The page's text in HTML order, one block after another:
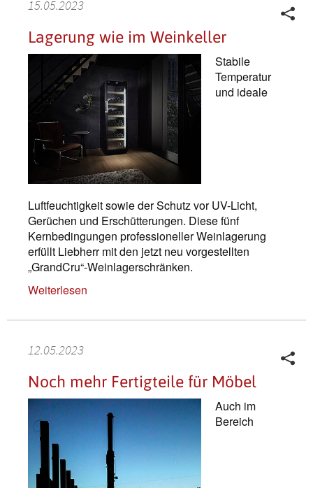
15.05.2023
Lagerung wie im Weinkeller
Stabile
Temperatur
und ideale
Luftfeuchtigkeit sowie der Schutz vor UV-Licht,
Gerüchen und Erschütterungen. Diese fünf
Kernbedingungen professioneller Weinlagerung
erfüllt Liebherr mit den jetzt neu vorgestellten
„GrandCru“-Weinlagerschränken.
Weiterlesen
12.05.2023
Noch mehr Fertigteile für Möbel
Auch im
Bereich